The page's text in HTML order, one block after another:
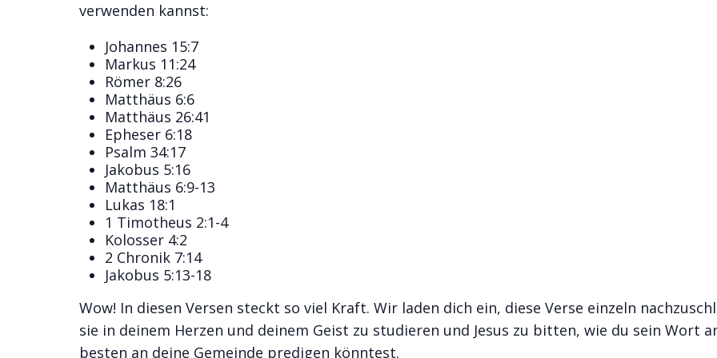
verwenden kannst:
Johannes 15:7
Markus 11:24
Römer 8:26
Matthäus 6:6
Matthäus 26:41
Epheser 6:18
Psalm 34:17
Jakobus 5:16
Matthäus 6:9-13
Lukas 18:1
1 Timotheus 2:1-4
Kolosser 4:2
2 Chronik 7:14
Jakobus 5:13-18
Wow! In diesen Versen steckt so viel Kraft. Wir laden dich ein, diese Verse einzeln
sie in deinem Herzen und deinem Geist zu studieren und Jesus zu bitten, wie du sein Wort
besten an deine Gemeinde predigen könntest.